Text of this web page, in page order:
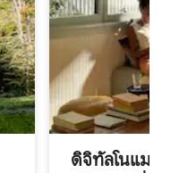
ดิจิทัลโนแมด